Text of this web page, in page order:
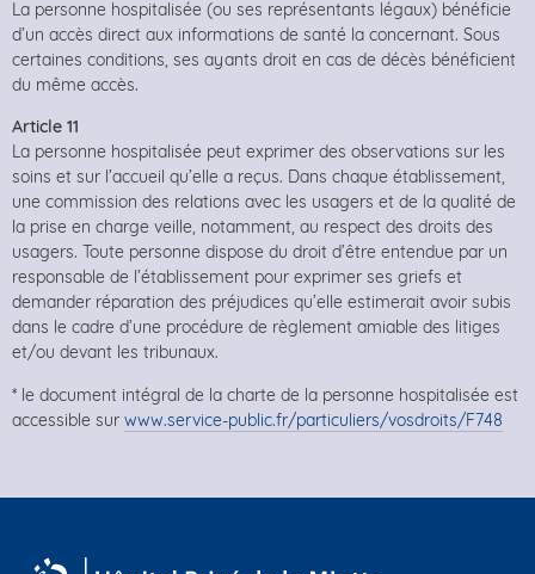
La personne hospitalisée (ou ses représentants légaux) bénéficie
d’un accès direct aux informations de santé la concernant. Sous
certaines conditions, ses ayants droit en cas de décès bénéficient
du même accès.
Article 11
La personne hospitalisée peut exprimer des observations sur les
soins et sur l’accueil qu’elle a reçus. Dans chaque établissement,
une commission des relations avec les usagers et de la qualité de
la prise en charge veille, notamment, au respect des droits des
usagers. Toute personne dispose du droit d’être entendue par un
responsable de l’établissement pour exprimer ses griefs et
demander réparation des préjudices qu’elle estimerait avoir subis
dans le cadre d’une procédure de règlement amiable des litiges
et/ou devant les tribunaux.
* le document intégral de la charte de la personne hospitalisée est
accessible sur www.service-public.fr/particuliers/vosdroits/F748